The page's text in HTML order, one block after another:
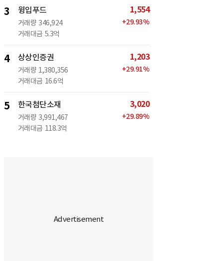
3 윙입푸드
거래량 346,924
거래대금 5.3억
1,554
+29.93%
4 상상인증권
거래량 1,380,356
거래대금 16.6억
1,203
+29.91%
5 한국첨단소재
거래량 3,991,467
거래대금 118.3억
3,020
+29.89%